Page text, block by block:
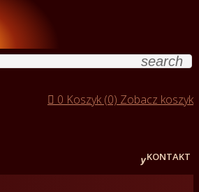
search
 0 Koszyk (0) Zobacz koszyk
KONTAKT